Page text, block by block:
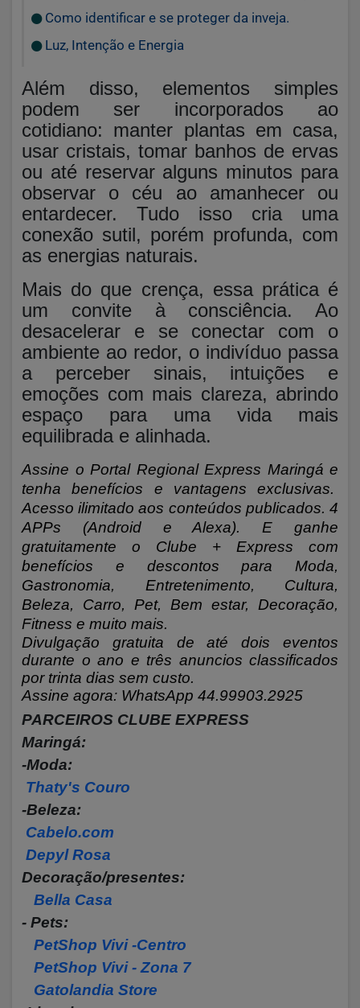
Como identificar e se proteger da inveja.
Luz, Intenção e Energia
Além disso, elementos simples
podem ser incorporados ao
cotidiano: manter plantas em casa,
usar cristais, tomar banhos de ervas
ou até reservar alguns minutos para
observar o céu ao amanhecer ou
entardecer. Tudo isso cria uma
conexão sutil, porém profunda, com
as energias naturais.
Mais do que crença, essa prática é
um convite à consciência. Ao
desacelerar e se conectar com o
ambiente ao redor, o indivíduo passa
a perceber sinais, intuições e
emoções com mais clareza, abrindo
espaço para uma vida mais
equilibrada e alinhada.
Assine o Portal Regional Express Maringá e
tenha benefícios e vantagens exclusivas.
Acesso ilimitado aos conteúdos publicados. 4
APPs (Android e Alexa). E ganhe
gratuitamente o Clube + Express com
benefícios e descontos para Moda,
Gastronomia, Entretenimento, Cultura,
Beleza, Carro, Pet, Bem estar, Decoração,
Fitness e muito mais.
Divulgação gratuita de até dois eventos
durante o ano e três anuncios classificados
por trinta dias sem custo.
Assine agora: WhatsApp 44.99903.2925
PARCEIROS CLUBE EXPRESS
Maringá:
-Moda:
Thaty's Couro
-Beleza:
Cabelo.com
Depyl Rosa
Decoração/presentes:
Bella Casa
- Pets:
PetShop Vivi -Centro
PetShop Vivi - Zona 7
Gatolandia Store